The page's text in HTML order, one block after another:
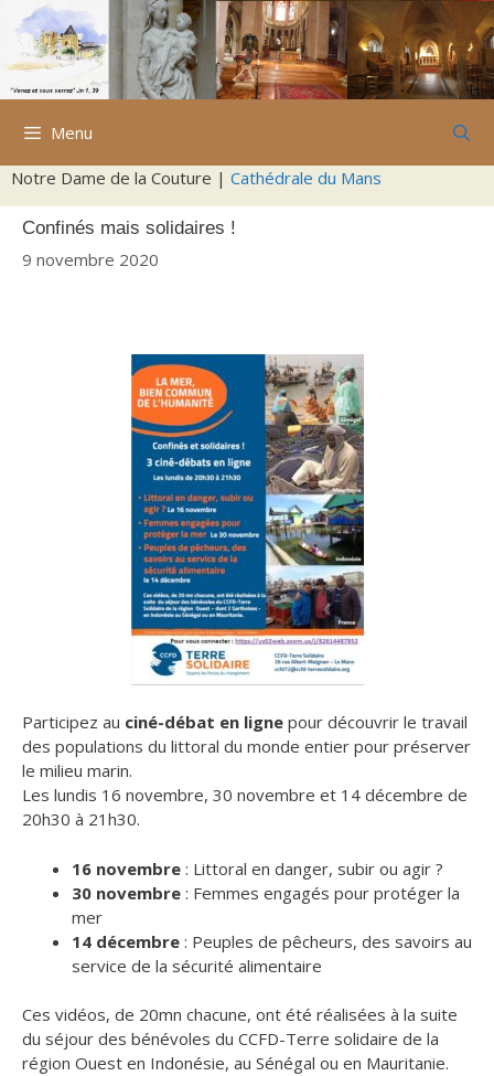
Aller
contenu
Menu
Notre Dame de la Couture | Cathédrale du Mans
Confinés mais solidaires !
9 novembre 2020
Participez au ciné-débat en ligne pour découvrir le travail
des populations du littoral du monde entier pour préserver
le milieu marin.
Les lundis 16 novembre, 30 novembre et 14 décembre de
20h30 à 21h30.
16 novembre : Littoral en danger, subir ou agir ?
30 novembre : Femmes engagés pour protéger la
mer
14 décembre : Peuples de pêcheurs, des savoirs au
service de la sécurité alimentaire
Ces vidéos, de 20mn chacune, ont été réalisées à la suite
du séjour des bénévoles du CCFD-Terre solidaire de la
région Ouest en Indonésie, au Sénégal ou en Mauritanie.